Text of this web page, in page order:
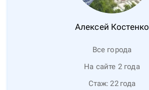
Алексей Костенко
Все города
На сайте 2 года
Стаж: 22 года